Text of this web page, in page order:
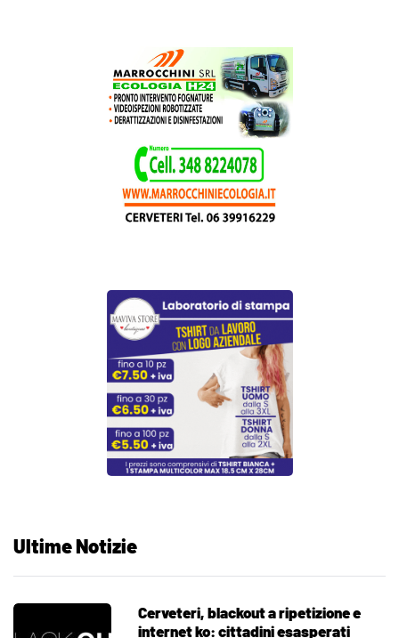
Ultime Notizie
Cerveteri, blackout a ripetizione e
internet ko: cittadini esasperati